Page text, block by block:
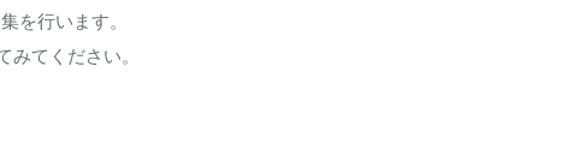
を行います。
てください。